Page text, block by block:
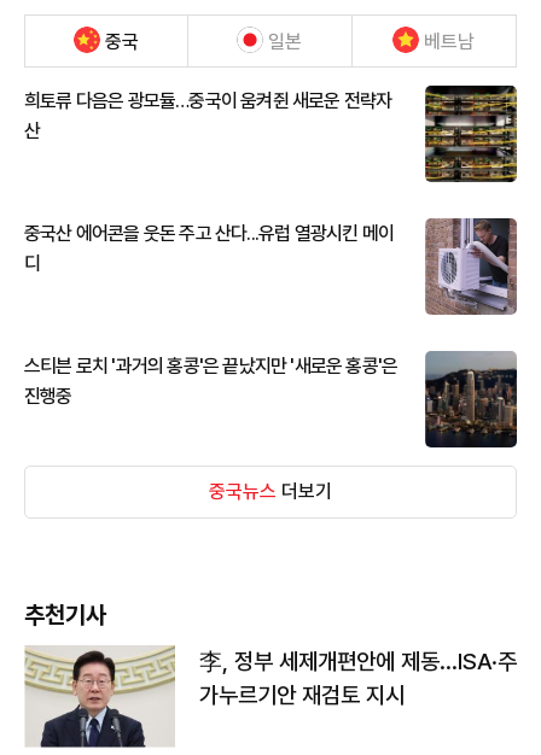
중국 일본 베트남
희토류 다음은 광모듈…중국이 움켜쥔 새로운 전략자
산
중국산 에어콘을 웃돈 주고 산다...유럽 열광시킨 메이
디
스티븐 로치 '과거의 홍콩'은 끝났지만 '새로운 홍콩'은
진행중
중국뉴스 더보기
추천기사
李, 정부 세제개편안에 제동…ISA·주
가누르기안 재검토 지시